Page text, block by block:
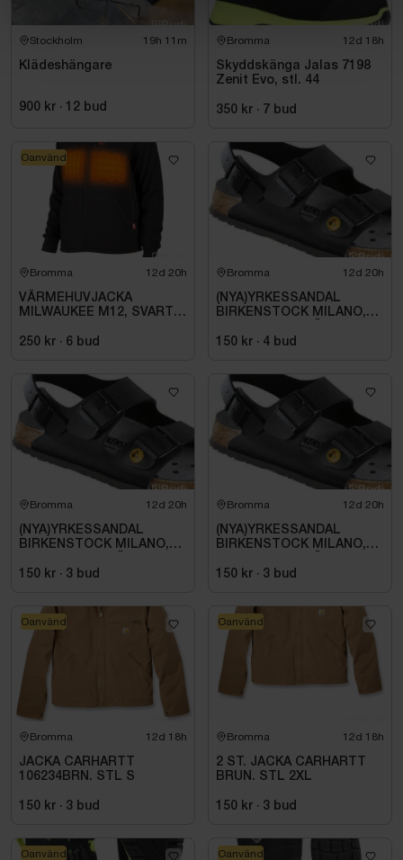
Stockholm 19h 11m
Klädeshängare
900 kr · 12 bud
Bromma 12d 18h
Skyddskänga Jalas 7198
Zenit Evo, stl. 44
350 kr · 7 bud
Bromma 12d 20h
VÄRMEHUVJACKA
MILWAUKEE M12, SVART
250 kr · 6 bud
Oanvänd
Bromma 12d 20h
(NYA)YRKESSANDAL
BIRKENSTOCK MILANO,
SVART. STL 42
150 kr · 4 bud
Bromma 12d 20h
(NYA)YRKESSANDAL
BIRKENSTOCK MILANO,
SVART. STL 42
150 kr · 3 bud
Bromma 12d 20h
(NYA)YRKESSANDAL
BIRKENSTOCK MILANO,
SVART. STL 42
150 kr · 3 bud
Bromma 12d 18h
JACKA CARHARTT
106234BRN. STL S
150 kr · 3 bud
Oanvänd
Bromma 12d 18h
2 ST. JACKA CARHARTT
BRUN. STL 2XL
150 kr · 3 bud
Oanvänd
Oanvänd Oanvänd